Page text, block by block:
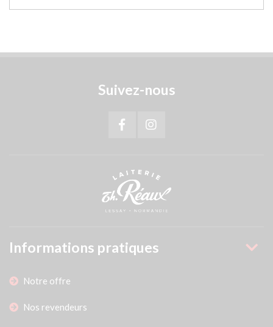
Suivez-nous
Informations pratiques
Notre offre
Nos revendeurs